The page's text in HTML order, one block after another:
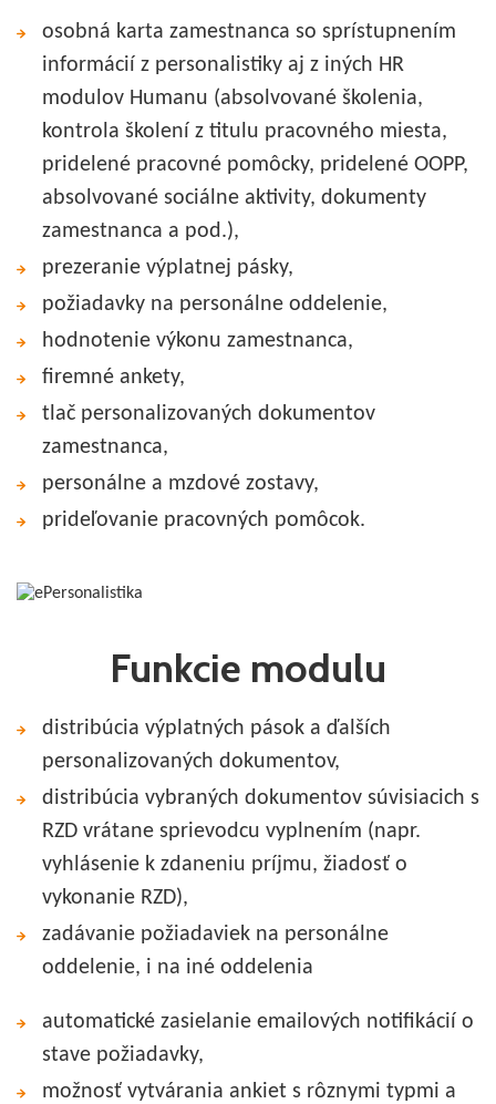
osobná karta zamestnanca so sprístupnením
informácií z personalistiky aj z iných HR
modulov Humanu (absolvované školenia,
kontrola školení z titulu pracovného miesta,
pridelené pracovné pomôcky, pridelené OOPP,
absolvované sociálne aktivity, dokumenty
zamestnanca a pod.),
prezeranie výplatnej pásky,
požiadavky na personálne oddelenie,
hodnotenie výkonu zamestnanca,
firemné ankety,
tlač personalizovaných dokumentov
zamestnanca,
personálne a mzdové zostavy,
prideľovanie pracovných pomôcok.
Funkcie modulu
distribúcia výplatných pások a ďalších
personalizovaných dokumentov,
distribúcia vybraných dokumentov súvisiacich s
RZD vrátane sprievodcu vyplnením (napr.
vyhlásenie k zdaneniu príjmu, žiadosť o
vykonanie RZD),
zadávanie požiadaviek na personálne
oddelenie, i na iné oddelenia
automatické zasielanie emailových notifikácií o
stave požiadavky,
možnosť vytvárania ankiet s rôznymi typmi a